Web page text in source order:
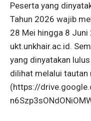
Peserta yang
Tahun 2026 wajib
28 Mei hingga 8
ukt.unkhair.ac.id⁠.
yang dinyatakan
dilihat melalui tautan
(https://